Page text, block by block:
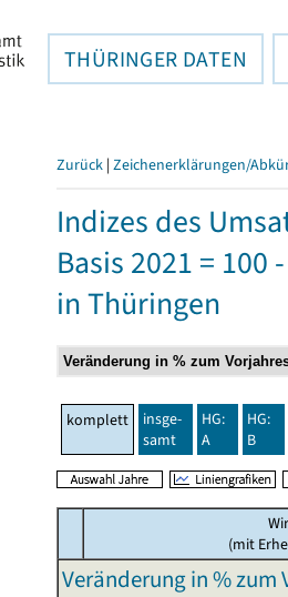
THÜRINGER DATEN
Zurück | Zeichenerklärungen/
Indizes des
Basis 2021 = 100
in Thüringen
komplett
insge-
samt
HG:
A
HG:
B
(mit
Veränderung in %